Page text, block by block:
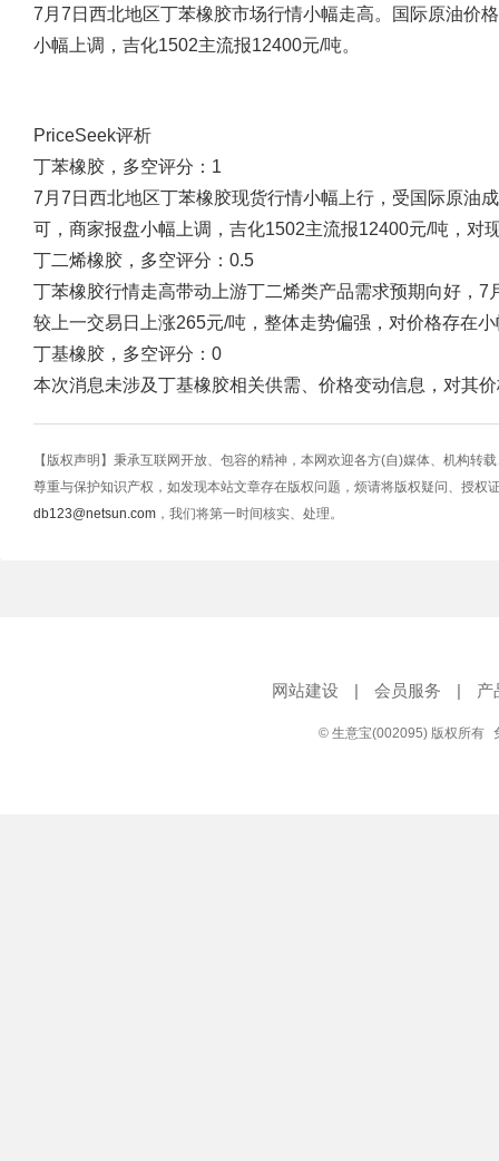
7月7日西北地区丁苯橡胶市场行情小幅走高。国际原油价
小幅上调，吉化1502主流报12400元/吨。
PriceSeek评析
丁苯橡胶，多空评分：1
7月7日西北地区丁苯橡胶现货行情小幅上行，受国际原油
可，商家报盘小幅上调，吉化1502主流报12400元/吨，对
丁二烯橡胶，多空评分：0.5
丁苯橡胶行情走高带动上游丁二烯类产品需求预期向好，
较上一交易日上涨265元/吨，整体走势偏强，对价格存在
丁基橡胶，多空评分：0
本次消息未涉及丁基橡胶相关供需、价格变动信息，对其
【版权声明】秉承互联网开放、包容的精神，本网欢迎各方(自)媒体、机构转
尊重与保护知识产权，如发现本站文章存在版权问题，烦请将版权疑问、授权
db123@netsun.com ，我们将第一时间核实、处理。
网站建设 | 会员服务 | 产
© 生意宝(002095) 版权所有